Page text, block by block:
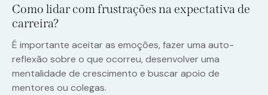
Como lidar com frustrações na expectativa de
carreira?
É importante aceitar as emoções, fazer uma auto-
reflexão sobre o que ocorreu, desenvolver uma
mentalidade de crescimento e buscar apoio de
mentores ou colegas.